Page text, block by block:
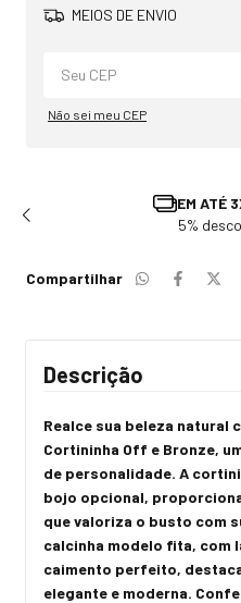
MEIOS DE ENVIO
Não sei meu CEP
EM ATÉ
5%
Compartilhar
Descrição
Realce sua beleza natural
Cortininha Off e Bronze,
de personalidade. A
bojo opcional,
que valoriza o busto com
calcinha modelo fita, com
caimento perfeito,
elegante e moderna.